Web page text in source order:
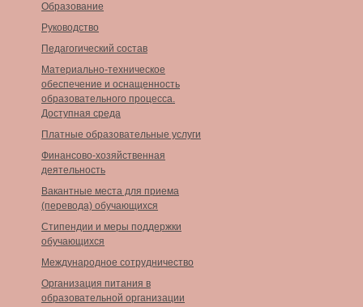
Образование
Руководство
Педагогический состав
Материально-техническое
обеспечение и оснащенность
образовательного процесса.
Доступная среда
Платные образовательные услуги
Финансово-хозяйственная
деятельность
Вакантные места для приема
(перевода) обучающихся
Стипендии и меры поддержки
обучающихся
Международное сотрудничество
Организация питания в
образовательной организации